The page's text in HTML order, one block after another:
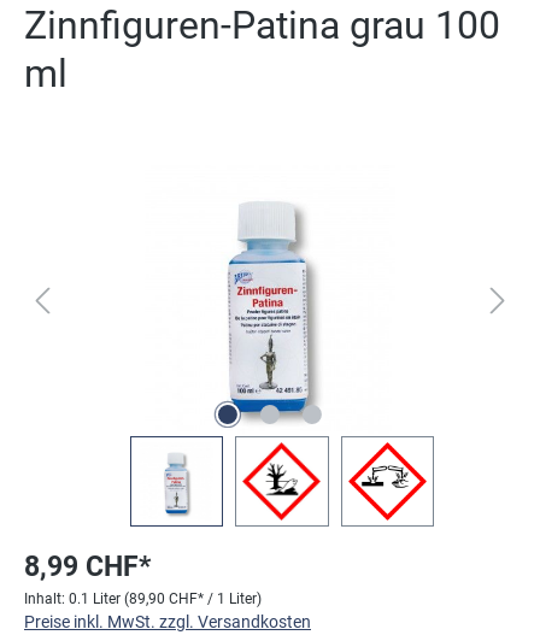
Zinnfiguren-Patina grau 100
ml
8,99 CHF*
Inhalt: 0.1 Liter (89,90 CHF* / 1 Liter)
Preise inkl. MwSt. zzgl. Versandkosten